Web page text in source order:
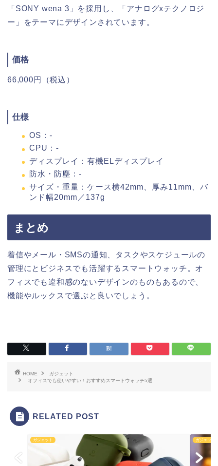
「SONY wena 3」を採用し、「アナログxテクノロジ
ー」をテーマにデザインされています。
価格
66,000円（税込）
仕様
OS：-
CPU：-
ディスプレイ：有機ELディスプレイ
防水・防塵：-
サイズ・重量：ケース横42mm、厚み11mm、バ
ンド幅20mm／137g
まとめ
着信やメール・SMSの通知、タスクやスケジュールの
管理にとビジネスでも活躍するスマートウォッチ。オ
フィスでも違和感のないデザインのものもあるので、
機能やルックスで選ぶと良いでしょう。
HOME
ガジェット
オフィスでも使いやすい！おすすめスマートウォッチ5選
RELATED POST
ガジェット ガジェット